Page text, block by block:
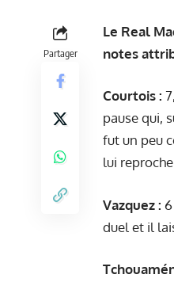
Partager
Le Real
notes
Courtois :
pause qui,
fut un peu
lui
Vazquez :
duel et il